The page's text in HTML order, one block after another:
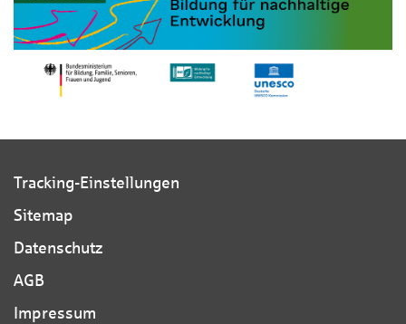
Tracking-Einstellungen
Sitemap
Datenschutz
AGB
Impressum